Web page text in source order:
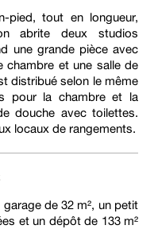
pied, tout en longueur,
abrite deux studios
une grande pièce avec
chambre et une salle de
distribué selon le même
pour la chambre et la
douche avec toilettes.
locaux de rangements.
de 32 m², un petit
et un dépôt de 133 m²